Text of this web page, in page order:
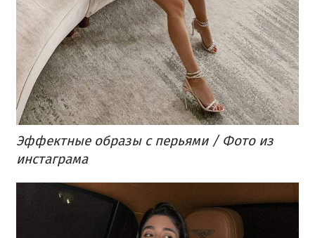
Эффектные образы с перьями / Фото из
инстаграма